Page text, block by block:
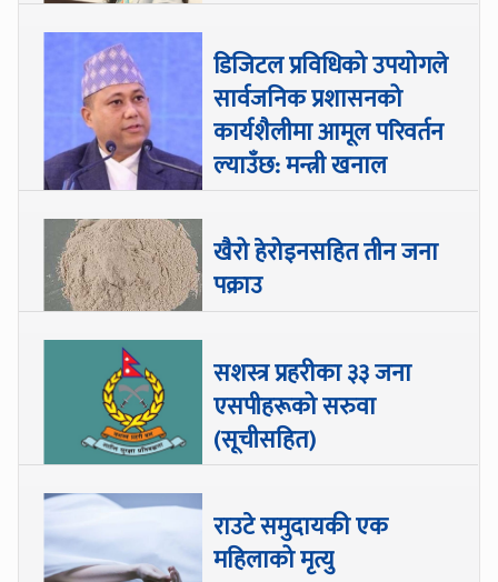
डिजिटल प्रविधिको उपयोगले
सार्वजनिक प्रशासनको
कार्यशैलीमा आमूल परिवर्तन
ल्याउँछ: मन्त्री खनाल
खैरो हेरोइनसहित तीन जना
पक्राउ
सशस्त्र प्रहरीका ३३ जना
एसपीहरूको सरुवा
(सूचीसहित)
राउटे समुदायकी एक
महिलाको मृत्यु